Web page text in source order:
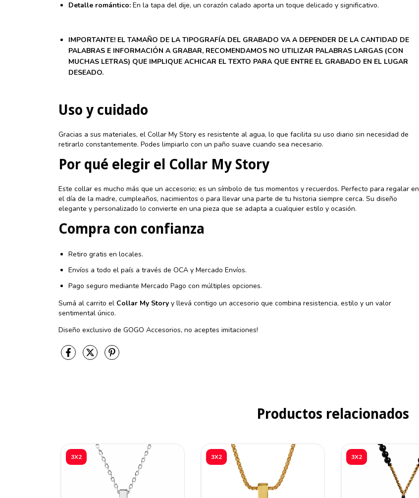
Detalle romántico: En la tapa del dije, un corazón calado aporta un toque delicado y significativo.
IMPORTANTE! EL TAMAÑO DE LA TIPOGRAFÍA DEL GRABADO VA A DEPENDER DE LA CANTIDAD DE
PALABRAS E INFORMACIÓN A GRABAR, RECOMENDAMOS NO UTILIZAR PALABRAS LARGAS (CON
MUCHAS LETRAS) QUE IMPLIQUE ACHICAR EL TEXTO PARA QUE ENTRE EL GRABADO EN EL LUGAR
DESEADO.
Uso y cuidado
Gracias a sus materiales, el Collar My Story es resistente al agua, lo que facilita su uso diario sin necesidad de
retirarlo constantemente. Podes limpiarlo con un paño suave cuando sea necesario.
Por qué elegir el Collar My Story
Este collar es mucho más que un accesorio; es un símbolo de tus momentos y recuerdos. Perfecto para regalar en
el día de la madre, cumpleaños, nacimientos o para llevar una parte de tu historia siempre cerca. Su diseño
elegante y personalizado lo convierte en una pieza que se adapta a cualquier estilo y ocasión.
Compra con confianza
Retiro gratis en locales.
Envíos a todo el país a través de OCA y Mercado Envíos.
Pago seguro mediante Mercado Pago con múltiples opciones.
Sumá al carrito el Collar My Story y llevá contigo un accesorio que combina resistencia, estilo y un valor
sentimental único.
Diseño exclusivo de GOGO Accesorios, no aceptes imitaciones!
Productos relacionados
3X2 3X2 3X2